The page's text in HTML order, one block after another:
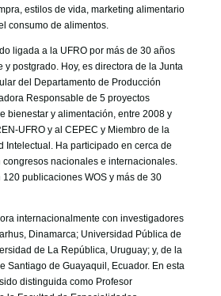
estilos de vida, marketing alimentario
consumo de alimentos.
ligada a la UFRO por más de 30 años
y postgrado. Hoy, es directora de la Junta
del Departamento de Producción
Responsable de 5 proyectos
bienestar y alimentación, entre 2008 y
UFRO y al CEPEC y Miembro de la
Intelectual. Ha participado en cerca de
nacionales e internacionales.
publicaciones WOS y más de 30
internacionalmente con investigadores
Dinamarca; Universidad Pública de
de La República, Uruguay; y, de la
Santiago de Guayaquil, Ecuador. En esta
distinguida como Profesor